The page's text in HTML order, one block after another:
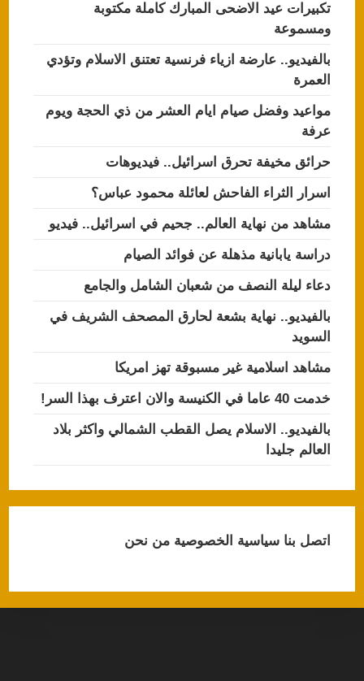
تكبيرات عيد الاضحى المبارك كاملة مكتوبة
ومسموعة
بالفيديو.. عارضة ازياء فرنسية تعتنق الاسلام وتؤدي
العمرة
مواعيد وفضل صيام ايام العشر من ذي الحجة ويوم
عرفة
حرائق مخيفة تحرق اسرائيل.. فيديوهات
اسرار الثراء الفاحش لعائلة محمود عباس؟
مشاهد من نهاية العالم.. جحيم في اسرائيل.. فيديو
دراسة يابانية مذهلة عن فوائد الصيام
دعاء ليلة النصف من شعبان الشامل والجامع
بالفيديو.. نهاية بشعة لحارق المصحف الشريف في
السويد
مشاهد اسلامية غير مسبوقة تهز امريكا
خدمت 40 عاما في الكنيسة والان اعترف بهذا السر!
بالفيديو.. الاسلام يصل القطب الشمالي واكثر بلاد
العالم جليدا
اتصل بناسياسية الخصوصيةمن نحن